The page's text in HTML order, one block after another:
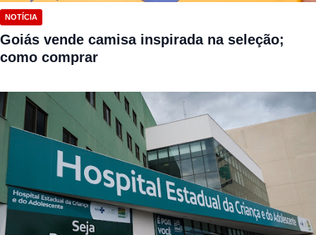
NOTÍCIA
Goiás vende camisa inspirada na seleção;
como comprar